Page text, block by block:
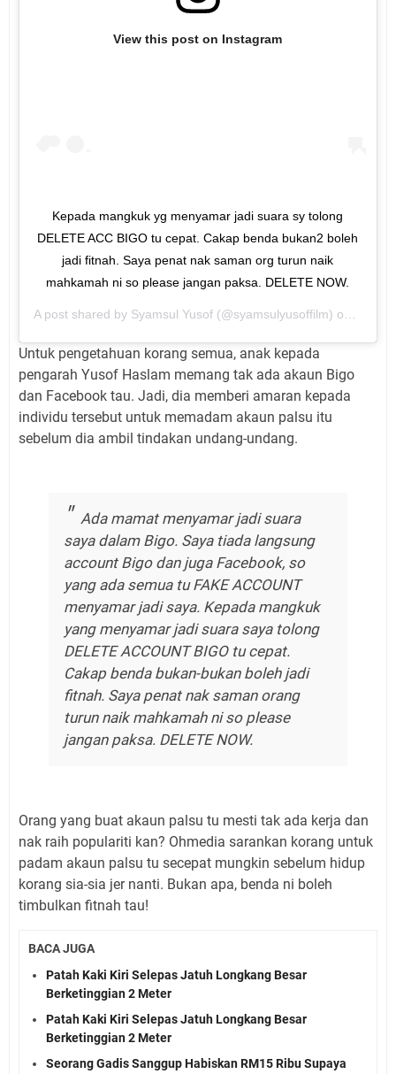
View this post on Instagram
Kepada mangkuk yg menyamar jadi suara sy tolong
DELETE ACC BIGO tu cepat. Cakap benda bukan2 boleh
jadi fitnah. Saya penat nak saman org turun naik
mahkamah ni so please jangan paksa. DELETE NOW.
A post shared by Syamsul Yusof (@syamsulyusoffilm) on
Untuk pengetahuan korang semua, anak kepada
pengarah Yusof Haslam memang tak ada akaun Bigo
dan Facebook tau. Jadi, dia memberi amaran kepada
individu tersebut untuk memadam akaun palsu itu
sebelum dia ambil tindakan undang-undang.
Ada mamat menyamar jadi suara
saya dalam Bigo. Saya tiada langsung
account Bigo dan juga Facebook, so
yang ada semua tu FAKE ACCOUNT
menyamar jadi saya. Kepada mangkuk
yang menyamar jadi suara saya tolong
DELETE ACCOUNT BIGO tu cepat.
Cakap benda bukan-bukan boleh jadi
fitnah. Saya penat nak saman orang
turun naik mahkamah ni so please
jangan paksa. DELETE NOW.
Orang yang buat akaun palsu tu mesti tak ada kerja dan
nak raih populariti kan? Ohmedia sarankan korang untuk
padam akaun palsu tu secepat mungkin sebelum hidup
korang sia-sia jer nanti. Bukan apa, benda ni boleh
timbulkan fitnah tau!
BACA JUGA
Patah Kaki Kiri Selepas Jatuh Longkang Besar
Berketinggian 2 Meter
Patah Kaki Kiri Selepas Jatuh Longkang Besar
Berketinggian 2 Meter
Seorang Gadis Sanggup Habiskan RM15 Ribu Supaya